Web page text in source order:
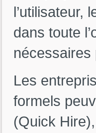
l’utilisateur,
dans toute
Les
formels
(Quick